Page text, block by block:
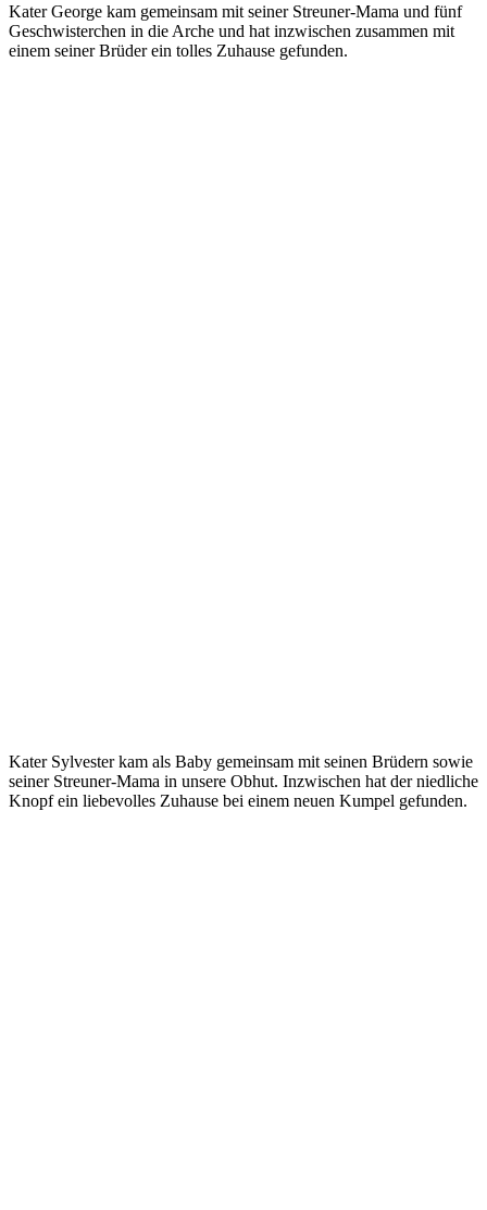
Kater George kam gemeinsam mit seiner Streuner-Mama und fünf
Geschwisterchen in die Arche und hat inzwischen zusammen mit
einem seiner Brüder ein tolles Zuhause gefunden.
Kater Sylvester kam als Baby gemeinsam mit seinen Brüdern sowie
seiner Streuner-Mama in unsere Obhut. Inzwischen hat der niedliche
Knopf ein liebevolles Zuhause bei einem neuen Kumpel gefunden.